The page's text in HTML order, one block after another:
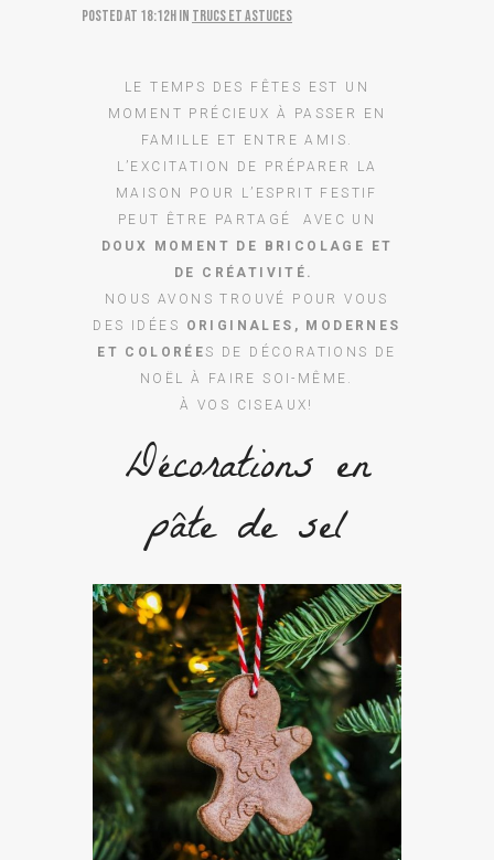
Posted at 18:12hin Trucs et astuces
LE TEMPS DES FÊTES EST UN
MOMENT PRÉCIEUX À PASSER EN
FAMILLE ET ENTRE AMIS.
L’EXCITATION DE PRÉPARER LA
MAISON POUR L’ESPRIT FESTIF
PEUT ÊTRE PARTAGÉ AVEC UN
DOUX MOMENT DE BRICOLAGE ET
DE CRÉATIVITÉ.
NOUS AVONS TROUVÉ POUR VOUS
DES IDÉES
ORIGINALES, MODERNES
ET COLORÉES DE DÉCORATIONS DE
NOËL À FAIRE SOI-MÊME.
À VOS CISEAUX!
Décorations en
pâte de sel